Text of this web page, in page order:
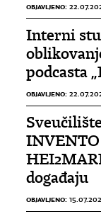
OBJAVLJENO:
Interni
podcasta
OBJAVLJENO:
događaju
OBJAVLJENO: